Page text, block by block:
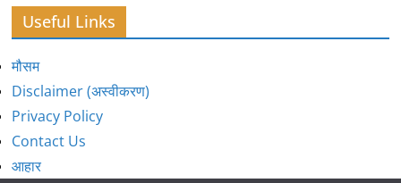
Useful Links
मौसम
Disclaimer (अस्वीकरण)
Privacy Policy
Contact Us
आहार